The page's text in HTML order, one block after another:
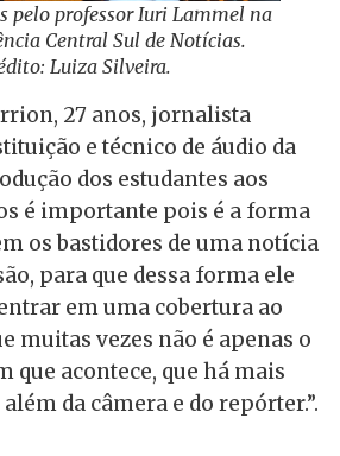
pelo professor Iuri Lammel na
Central Sul de Notícias.
Luiza Silveira.
27 anos, jornalista
e técnico de áudio da
dos estudantes aos
é importante pois é a forma
os bastidores de uma notícia
para que dessa forma ele
em uma cobertura ao
muitas vezes não é apenas o
que acontece, que há mais
da câmera e do repórter.”.